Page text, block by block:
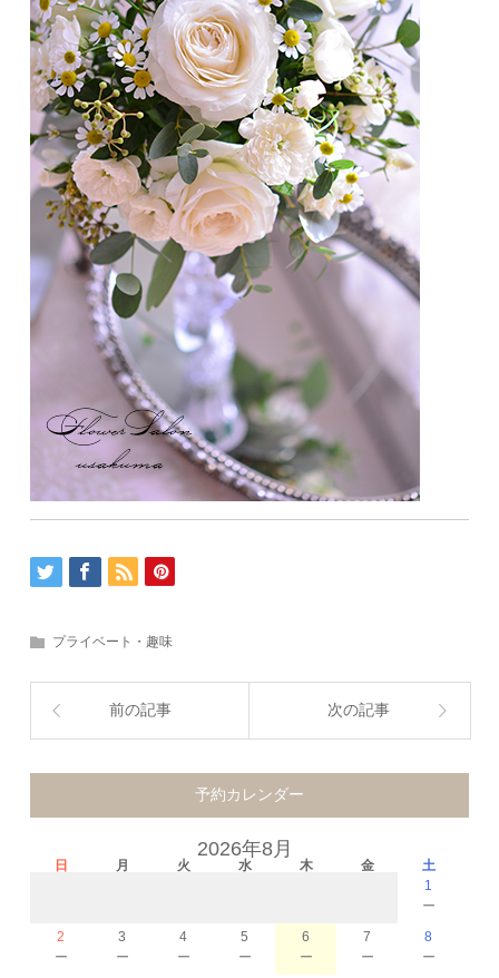
プライベート・趣味
前の記事 次の記事
予約カレンダー
2026年8月
日 月 火 水 木 金
土
1
－
2
－
3
－
4
－
5
－
6
－
7
－
8
－